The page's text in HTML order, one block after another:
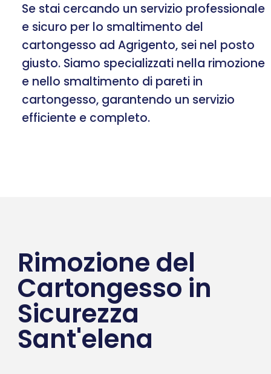
Se stai cercando un servizio professionale
e sicuro per lo smaltimento del
cartongesso ad Agrigento, sei nel posto
giusto. Siamo specializzati nella rimozione
e nello smaltimento di pareti in
cartongesso, garantendo un servizio
efficiente e completo.
Rimozione del
Cartongesso in
Sicurezza
Sant'elena